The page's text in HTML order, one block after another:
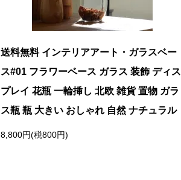
送料無料 インテリアアート・ガラスベー
ス#01 フラワーベース ガラス 装飾 ディス
プレイ 花瓶 一輪挿し 北欧 雑貨 置物 ガラ
ス瓶 瓶 大きい おしゃれ 自然 ナチュラル
8,800円(税800円)